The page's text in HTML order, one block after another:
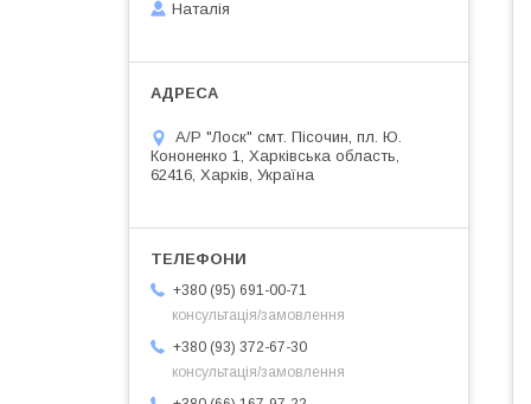
Наталія
А/Р "Лоск" смт. Пісочин, пл. Ю.
Кононенко 1, Харківська область,
62416, Харків, Україна
+380 (95) 691-00-71
консультація/замовлення
+380 (93) 372-67-30
консультація/замовлення